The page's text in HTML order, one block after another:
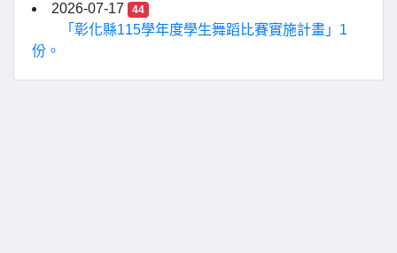
2026-07-17
44
「彰化縣115學年度學生舞蹈比賽實施計畫」1
份。